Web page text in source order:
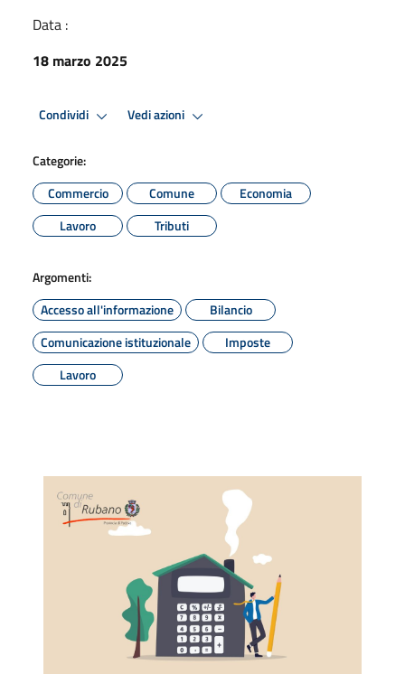
Data :
18 marzo 2025
Condividi Vedi azioni
Categorie:
Commercio
Comune
Economia
Lavoro
Tributi
Argomenti:
Accesso all'informazione
Bilancio
Comunicazione istituzionale
Imposte
Lavoro